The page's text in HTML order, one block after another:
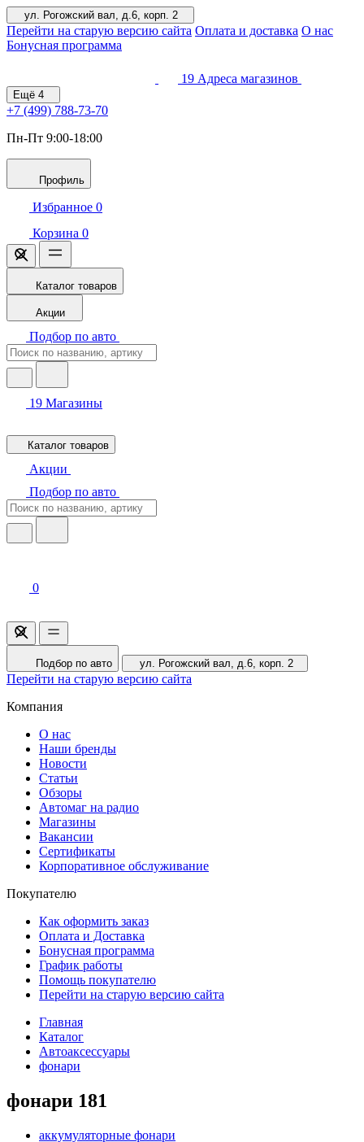
ул. Рогожский вал, д.6, корп. 2
Перейти на старую версию сайта Оплата и доставка О нас
Бонусная программа
19 Адреса магазинов
Ещё 4
+7 (499) 788-73-70
Пн-Пт 9:00-18:00
Профиль
Избранное 0
Корзина 0
Каталог товаров
Акции
Подбор по авто
19 Магазины
Каталог товаров
Акции
Подбор по авто
0
Подбор по авто ул. Рогожский вал, д.6, корп. 2
Перейти на старую версию сайта
Компания
О нас
Наши бренды
Новости
Статьи
Обзоры
Автомаг на радио
Магазины
Вакансии
Сертификаты
Корпоративное обслуживание
Покупателю
Как оформить заказ
Оплата и Доставка
Бонусная программа
График работы
Помощь покупателю
Перейти на старую версию сайта
Главная
Каталог
Автоаксессуары
фонари
фонари 181
аккумуляторные фонари